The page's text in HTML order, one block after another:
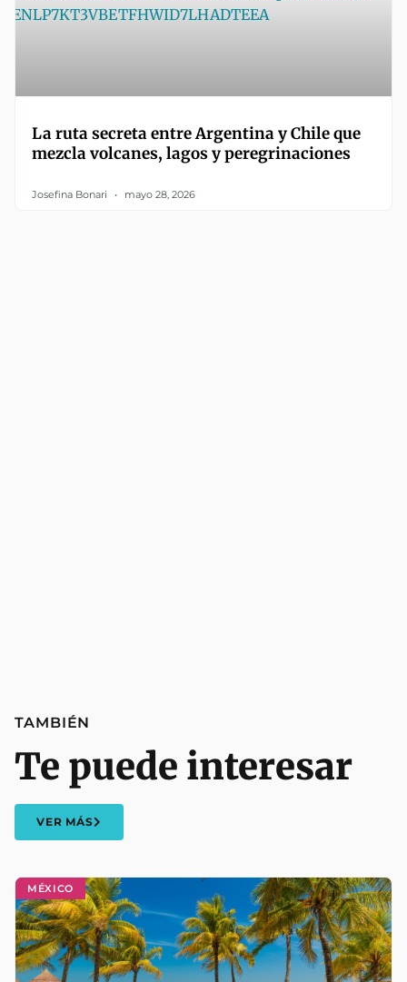
La ruta secreta entre Argentina y Chile que
mezcla volcanes, lagos y peregrinaciones
Josefina Bonari mayo 28, 2026
MÉXICO
TAMBIÉN
Te puede interesar
VER MÁS